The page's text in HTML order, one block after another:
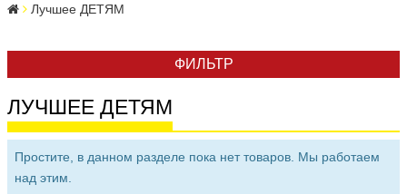
Лучшее ДЕТЯМ
ФИЛЬТР
ЛУЧШЕЕ ДЕТЯМ
Простите, в данном разделе пока нет товаров. Мы работаем
над этим.